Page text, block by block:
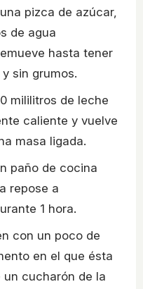
pizca de azúcar,
de agua
hasta tener
sin grumos.
mililitros de leche
caliente y vuelve
masa ligada.
paño de cocina
repose a
1 hora.
con un poco de
en el que ésta
cucharón de la